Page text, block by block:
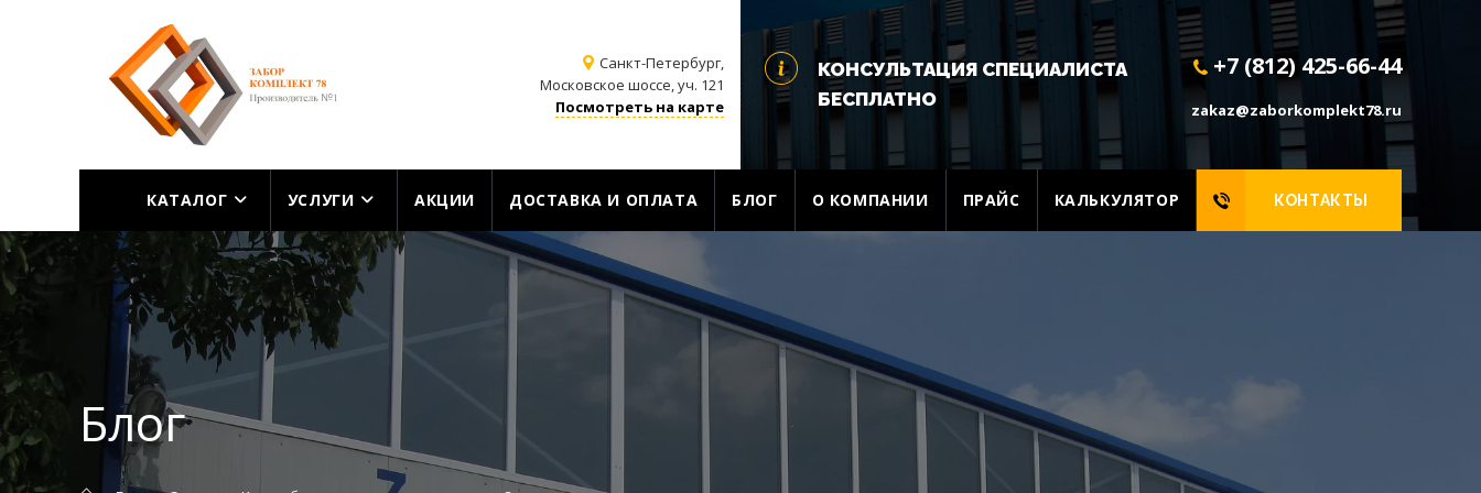
Санкт-Петербург,
Московское шоссе, уч. 121
Посмотреть на карте
КОНСУЛЬТАЦИЯ СПЕЦИАЛИСТА
БЕСПЛАТНО
+7 (812) 425-66-44
zakaz@zaborkomplekt78.ru
КАТАЛОГ УСЛУГИ АКЦИИ ДОСТАВКА И ОПЛАТА БЛОГ О КОМПАНИИ ПРАЙС КАЛЬКУЛЯТОР КОНТАКТЫ
Блог